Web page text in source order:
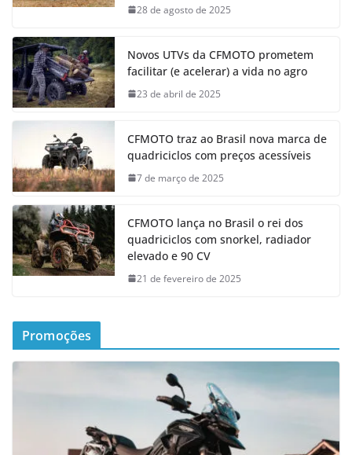
28 de agosto de 2025
Novos UTVs da CFMOTO prometem
facilitar (e acelerar) a vida no agro
23 de abril de 2025
CFMOTO traz ao Brasil nova marca de
quadriciclos com preços acessíveis
7 de março de 2025
CFMOTO lança no Brasil o rei dos
quadriciclos com snorkel, radiador
elevado e 90 CV
21 de fevereiro de 2025
Promoções